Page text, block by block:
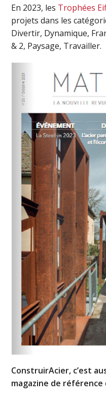
En 2023, les Trophées
projets dans les
Divertir, Dynamique,
& 2, Paysage, Travailler.
ConstruirAcier, c’est
magazine de référence